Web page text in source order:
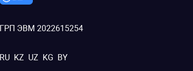
ГРП ЭВМ 2022615254
RU KZ UZ KG BY